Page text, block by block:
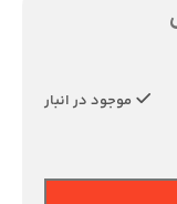
موجود در انبار